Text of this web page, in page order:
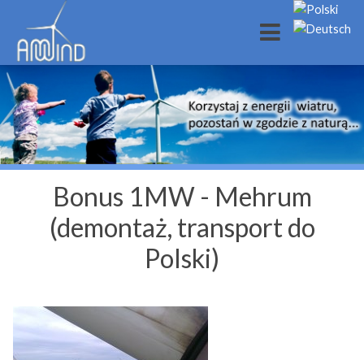
Bonus 1MW - Mehrum
(demontaż, transport do
Polski)